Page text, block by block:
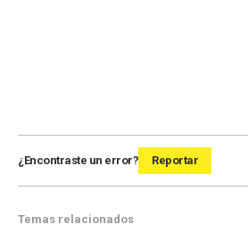
¿Encontraste un error? Reportar
Temas relacionados